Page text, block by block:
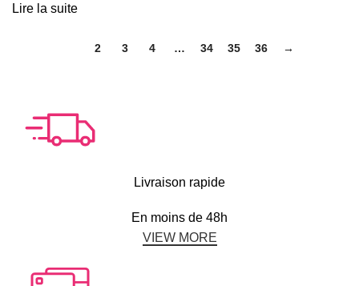
Lire la suite
2 3 4 … 34 35 36 →
Livraison rapide
En moins de 48h
VIEW MORE